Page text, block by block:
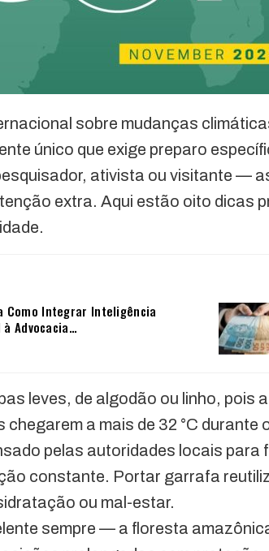
sobre mudanças
único que exige preparo
ativista ou visitante —
extra. Aqui estão oito dicas
Como Integrar Inteligência
Advocacia…
leves, de algodão ou linho, pois
a mais de 32 °C durante
pelas autoridades locais para
constante. Portar garrafa
ou mal-estar.
sempre — a floresta